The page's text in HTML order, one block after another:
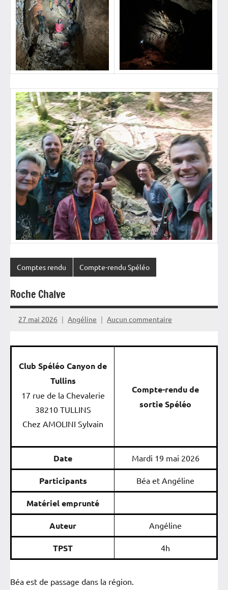
Comptes rendu Compte-rendu Spéléo
Roche Chalve
27 mai 2026 Angéline Aucun commentaire
Club Spéléo Canyon de
Tullins
17 rue de la Chevalerie
38210 TULLINS
Chez AMOLINI Sylvain
Compte-rendu de
sortie Spéléo
Date Mardi 19 mai 2026
Participants Béa et Angéline
Matériel emprunté
Auteur Angéline
TPST 4h
Béa est de passage dans la région.